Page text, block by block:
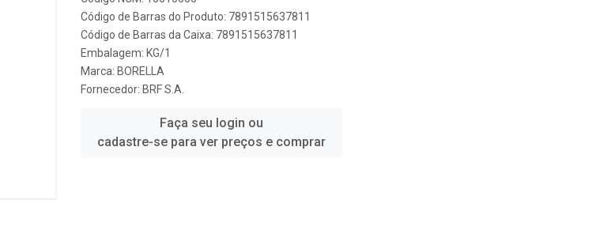
Código de Barras do Produto: 7891515637811
Código de Barras da Caixa: 7891515637811
Embalagem: KG/1
Marca: BORELLA
Fornecedor: BRF S.A.
Faça seu login ou
cadastre-se para ver preços e comprar